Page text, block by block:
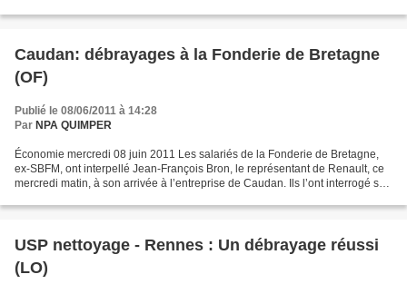
Caudan: débrayages à la Fonderie de Bretagne
(OF)
Publié le 08/06/2011 à 14:28
Par NPA QUIMPER
Économie mercredi 08 juin 2011 Les salariés de la Fonderie de Bretagne,
ex-SBFM, ont interpellé Jean-François Bron, le représentant de Renault, ce
mercredi matin, à son arrivée à l’entreprise de Caudan. Ils l’ont interrogé sur
USP nettoyage - Rennes : Un débrayage réussi
(LO)